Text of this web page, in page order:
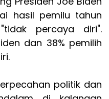
hasil pemilu tahun
percaya diri".
dan 38% pemilih
politik dan